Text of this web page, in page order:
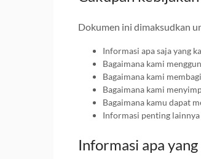
Dokumen ini dimaksudkan
Informasi apa saja yang
Bagaimana kami
Bagaimana kami
Bagaimana kami
Bagaimana kamu dapat
Informasi penting
Informasi apa